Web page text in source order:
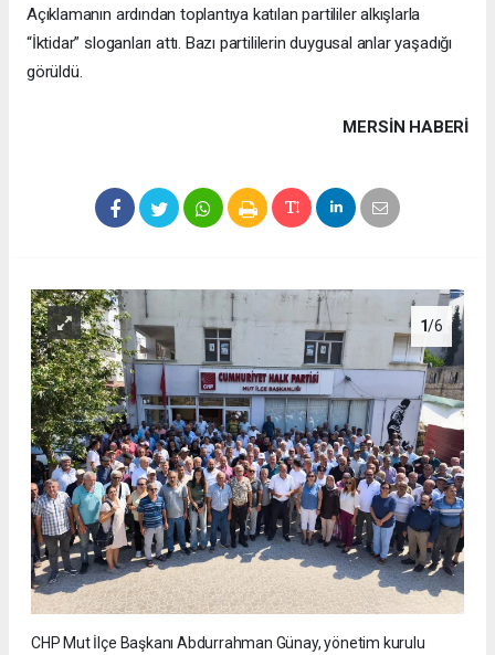
Açıklamanın ardından toplantıya katılan partililer alkışlarla
“İktidar” sloganları attı. Bazı partililerin duygusal anlar yaşadığı
görüldü.
MERSIN HABERİ
1/6
CHP Mut İlçe Başkanı Abdurrahman Günay, yönetim kurulu